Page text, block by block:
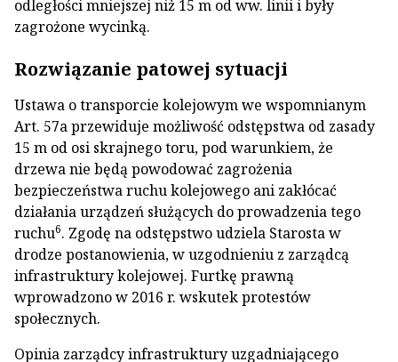
odległości mniejszej niż 15 m od ww. linii i były
zagrożone wycinką.
Rozwiązanie patowej sytuacji
Ustawa o transporcie kolejowym we wspomnianym
Art. 57a przewiduje możliwość odstępstwa od zasady
15 m od osi skrajnego toru, pod warunkiem, że
drzewa nie będą powodować zagrożenia
bezpieczeństwa ruchu kolejowego ani zakłócać
działania urządzeń służących do prowadzenia tego
ruchu6. Zgodę na odstępstwo udziela Starosta w
drodze postanowienia, w uzgodnieniu z zarządcą
infrastruktury kolejowej. Furtkę prawną
wprowadzono w 2016 r. wskutek protestów
społecznych.
Opinia zarządcy infrastruktury uzgadniającego